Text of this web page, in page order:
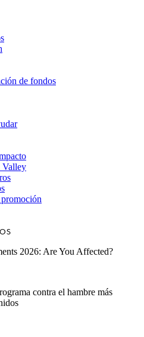
de fondos
Valley
2026: Are You Affected?
contra el hambre más